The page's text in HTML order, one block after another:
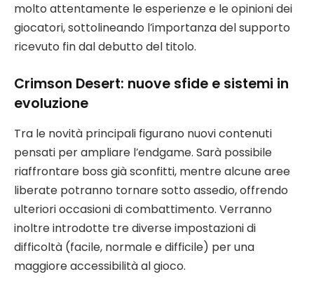
molto attentamente le esperienze e le opinioni dei
giocatori, sottolineando l’importanza del supporto
ricevuto fin dal debutto del titolo.
Crimson Desert: nuove sfide e sistemi in
evoluzione
Tra le novità principali figurano nuovi contenuti
pensati per ampliare l’endgame. Sarà possibile
riaffrontare boss già sconfitti, mentre alcune aree
liberate potranno tornare sotto assedio, offrendo
ulteriori occasioni di combattimento. Verranno
inoltre introdotte tre diverse impostazioni di
difficoltà (facile, normale e difficile) per una
maggiore accessibilità al gioco.